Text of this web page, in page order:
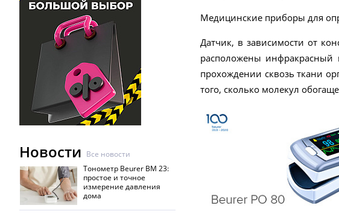
Новости Все новости
Тонометр Beurer BM 23:
простое и точное
измерение давления
дома
Медицинские приборы для
Датчик, в зависимости от
расположены инфракрасный
прохождении сквозь ткани
того, сколько молекул